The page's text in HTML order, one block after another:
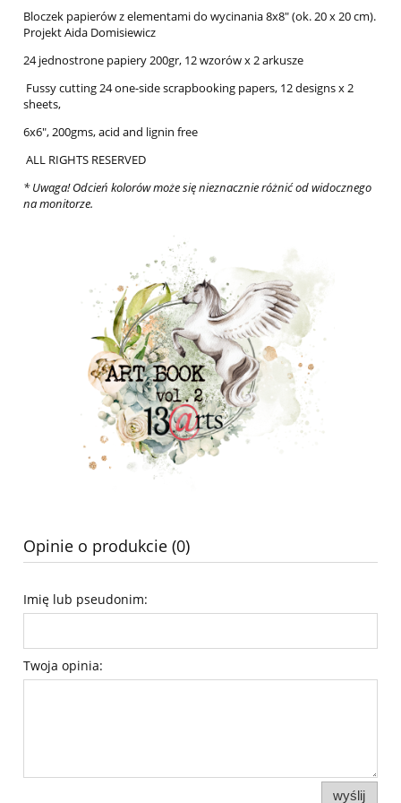
Bloczek papierów z elementami do wycinania 8x8" (ok. 20 x 20 cm).
Projekt Aida Domisiewicz
24 jednostrone papiery 200gr, 12 wzorów x 2 arkusze
Fussy cutting 24 one-side scrapbooking papers, 12 designs x 2
sheets,
6x6", 200gms, acid and lignin free
ALL RIGHTS RESERVED
* Uwaga! Odcień kolorów może się nieznacznie różnić od widocznego
na monitorze.
Opinie o produkcie (0)
Imię lub pseudonim:
Twoja opinia:
wyślij